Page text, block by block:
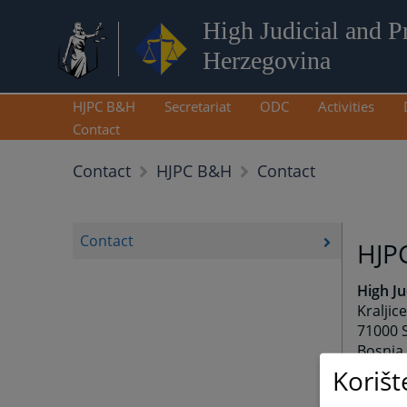
High Judicial and
Herzegovina
HJPC B&H Secretariat ODC Activities
Contact
Contact HJPC B&H Contact
Contact
High
71000